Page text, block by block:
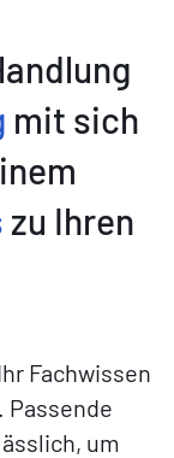
mit sich
zu Ihren
Fachwissen
Passende
um